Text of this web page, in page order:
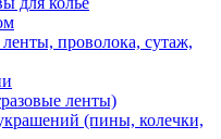
проволока, сутаж,
ленты)
(пины, колечки,